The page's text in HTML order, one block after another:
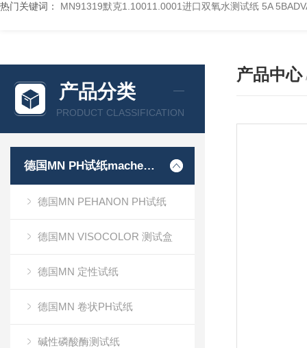
热门关键词： MN91319默克1.10011.0001进口双氧水测试纸 5A
产品分类
PRODUCT CLASSIFICATION
德国MN PH试纸macherey-nagel
德国MN PEHANON PH试纸
德国MN VISOCOLOR 测试盒
德国MN 定性试纸
德国MN 卷状PH试纸
碱性磷酸酶测试纸
产品中心